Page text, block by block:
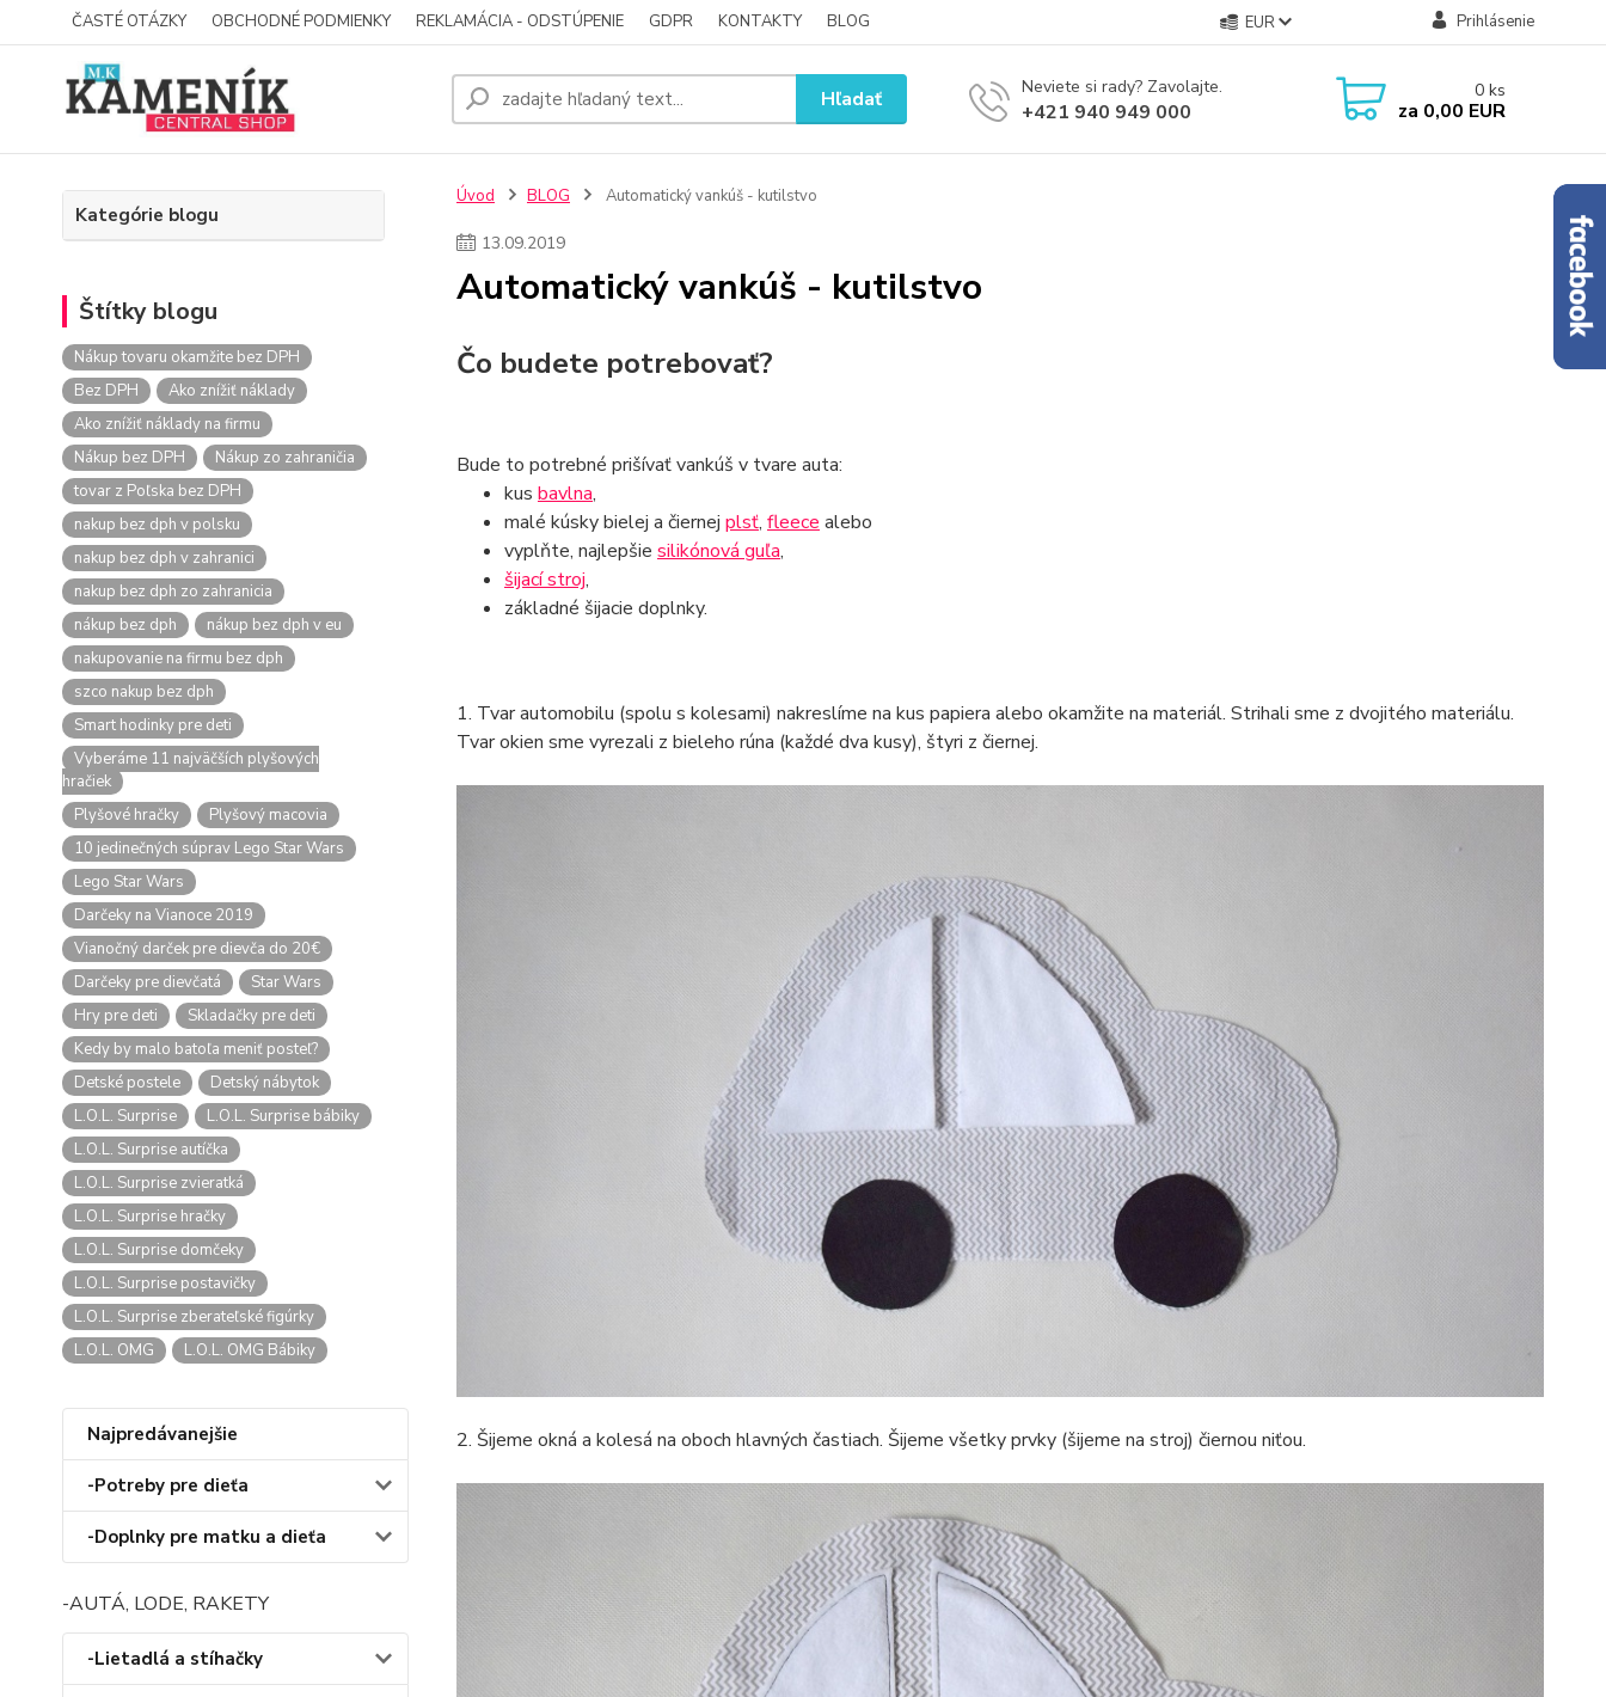
ČASTÉ OTÁZKY OBCHODNÉ PODMIENKY REKLAMÁCIA - ODSTÚPENIE GDPR KONTAKTY BLOG EUR Prihlásenie
Hľadať Neviete si rady? Zavolajte.
+421 940 949 000
0 ks
za 0,00 EUR
Kategórie blogu
Štítky blogu
Nákup tovaru okamžite bez DPH
Bez DPH
Ako znížiť náklady
Ako znížiť náklady na firmu
Nákup bez DPH
Nákup zo zahraničia
tovar z Poľska bez DPH
nakup bez dph v polsku
nakup bez dph v zahranici
nakup bez dph zo zahranicia
nákup bez dph
nákup bez dph v eu
nakupovanie na firmu bez dph
szco nakup bez dph
Smart hodinky pre deti
Vyberáme 11 najväčších plyšových
hračiek
Plyšové hračky
Plyšový macovia
10 jedinečných súprav Lego Star Wars
Lego Star Wars
Darčeky na Vianoce 2019
Vianočný darček pre dievča do 20€
Darčeky pre dievčatá
Star Wars
Hry pre deti
Skladačky pre deti
Kedy by malo batoľa meniť posteľ?
Detské postele
Detský nábytok
L.O.L. Surprise
L.O.L. Surprise bábiky
L.O.L. Surprise autíčka
L.O.L. Surprise zvieratká
L.O.L. Surprise hračky
L.O.L. Surprise domčeky
L.O.L. Surprise postavičky
L.O.L. Surprise zberateľské figúrky
L.O.L. OMG
L.O.L. OMG Bábiky
Najpredávanejšie
-Potreby pre dieťa
-Doplnky pre matku a dieťa
-AUTÁ, LODE, RAKETY
-Lietadlá a stíhačky
Úvod BLOG Automatický vankúš - kutilstvo
13.09.2019
Automatický vankúš - kutilstvo
Čo budete potrebovať?
Bude to potrebné prišívať vankúš v tvare auta:
kus bavlna,
malé kúsky bielej a čiernej plsť, fleece alebo
vyplňte, najlepšie silikónová guľa,
šijací stroj,
základné šijacie doplnky.
1. Tvar automobilu (spolu s kolesami) nakreslíme na kus papiera alebo okamžite na materiál. Strihali sme z dvojitého materiálu.
Tvar okien sme vyrezali z bieleho rúna (každé dva kusy), štyri z čiernej.
2. Šijeme okná a kolesá na oboch hlavných častiach. Šijeme všetky prvky (šijeme na stroj) čiernou niťou.